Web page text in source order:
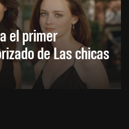
el primer
de Las chicas